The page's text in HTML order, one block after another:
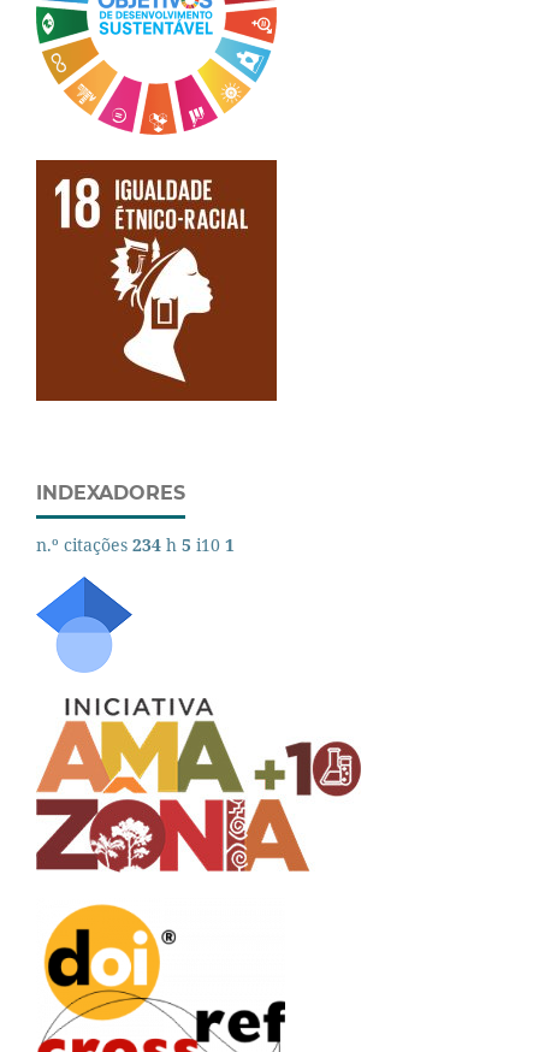
INDEXADORES
n.º citações 234 h 5 i10 1